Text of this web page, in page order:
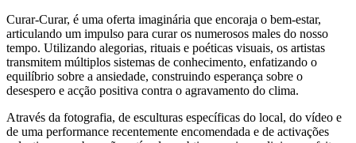
Curar-Curar, é uma oferta imaginária que encoraja o bem-estar,
articulando um impulso para curar os numerosos males do nosso
tempo. Utilizando alegorias, rituais e poéticas visuais, os artistas
transmitem múltiplos sistemas de conhecimento, enfatizando o
equilíbrio sobre a ansiedade, construindo esperança sobre o
desespero e acção positiva contra o agravamento do clima.
Através da fotografia, de esculturas específicas do local, do vídeo e
de uma performance recentemente encomendada e de activações